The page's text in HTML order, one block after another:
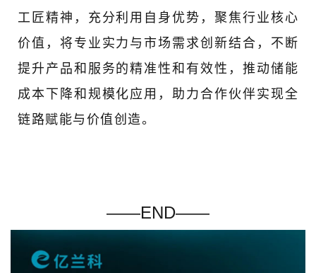
工匠精神，充分利用自身优势，聚焦行业核心
价值，将专业实力与市场需求创新结合，不断
提升产品和服务的精准性和有效性，推动储能
成本下降和规模化应用，助力合作伙伴实现全
链路赋能与价值创造。
——END——